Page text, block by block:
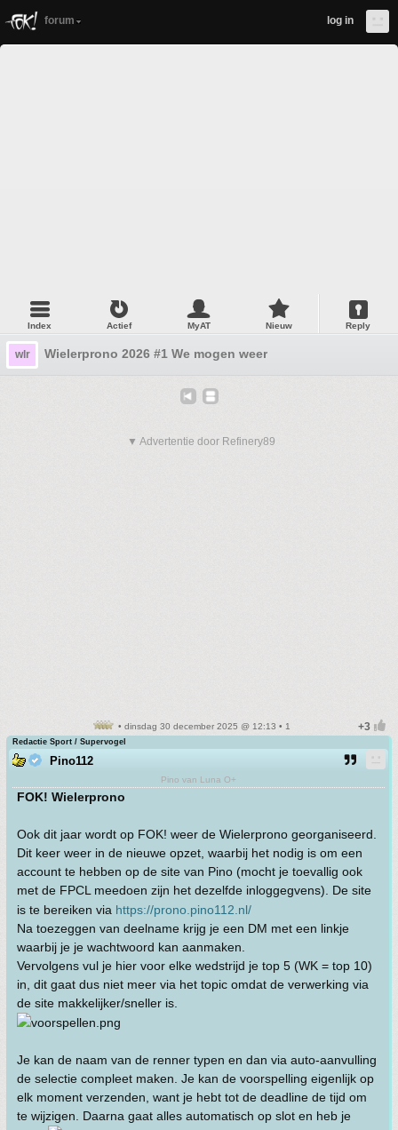
forum log in
Index Actief MyAT Nieuw Reply
wlr Wielerprono 2026 #1 We mogen weer
▼ Advertentie door Refinery89
• dinsdag 30 december 2025 @ 12:13 • 1
Redactie Sport / Supervogel
Pino112
Pino van Luna O+
FOK! Wielerprono
Ook dit jaar wordt op FOK! weer de Wielerprono georganiseerd.
Dit keer weer in de nieuwe opzet, waarbij het nodig is om een
account te hebben op de site van Pino (mocht je toevallig ook
met de FPCL meedoen zijn het dezelfde inloggegvens). De site
is te bereiken via https://prono.pino112.nl/
Na toezeggen van deelname krijg je een DM met een linkje
waarbij je je wachtwoord kan aanmaken.
Vervolgens vul je hier voor elke wedstrijd je top 5 (WK = top 10)
in, dit gaat dus niet meer via het topic omdat de verwerking via
de site makkelijker/sneller is.
Je kan de naam van de renner typen en dan via auto-aanvulling
de selectie compleet maken. Je kan de voorspelling eigenlijk op
elk moment verzenden, want je hebt tot de deadline de tijd om
te wijzigen. Daarna gaat alles automatisch op slot en heb je